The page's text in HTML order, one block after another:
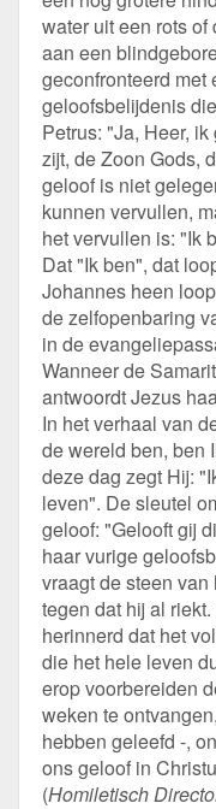
water uit een rots
aan een
geconfronteerd met
geloofsbelijdenis
Petrus: "Ja, Heer,
zijt, de Zoon Gods,
geloof is niet
kunnen vervullen,
het vervullen is: "Ik
Dat "Ik ben", dat
Johannes heen
de zelfopenbaring
in de
Wanneer de
antwoordt Jezus
In het verhaal van
de wereld ben, ben
deze dag zegt Hij:
leven". De sleutel
geloof: "Gelooft gij
haar vurige
vraagt de steen
tegen dat hij al
herinnerd dat het
die het hele leven
erop voorbereiden
weken te
hebben geleefd -,
ons geloof in
(Homiletisch